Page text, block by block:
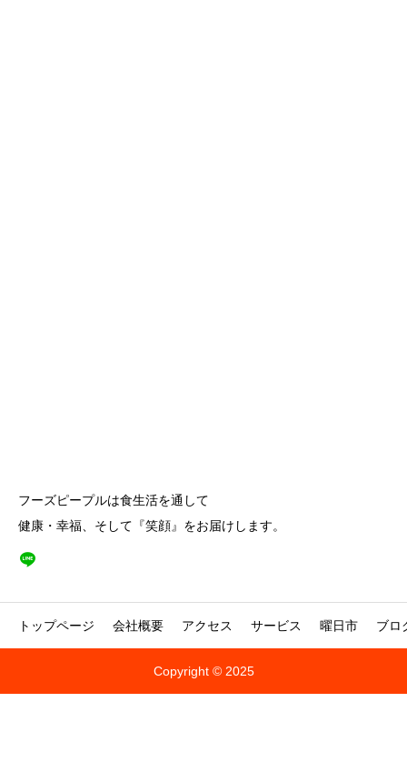
フーズピープルは食生活を通して
健康・幸福、そして『笑顔』をお届けします。
トップページ 会社概要 アクセス サービス 曜日市 ブロ
Copyright © 2025